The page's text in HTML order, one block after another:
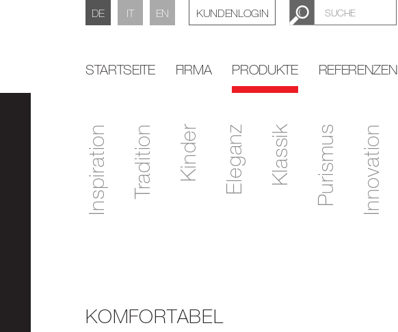
DE IT EN KUNDENLOGIN
STARTSEITE FIRMA PRODUKTE REFERENZEN
Inspiration Tradition Kinder Eleganz Klassik Purismus Innovation
KOMFORTABEL